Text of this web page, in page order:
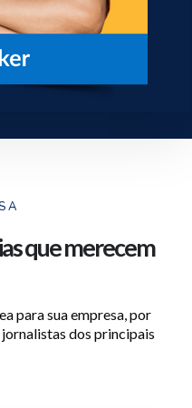
que merecem
para sua empresa, por
dos principais